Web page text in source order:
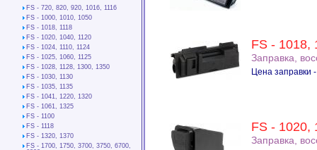
FS - 720, 820, 920, 1016, 1116
FS - 1000, 1010, 1050
FS - 1018, 1118
FS - 1020, 1040, 1120
FS - 1024, 1110, 1124
FS - 1025, 1060, 1125
FS - 1028, 1128, 1300, 1350
FS - 1030, 1130
FS - 1035, 1135
FS - 1041, 1220, 1320
FS - 1061, 1325
FS - 1100
FS - 1118
FS - 1320, 1370
FS - 1700, 1750, 3700, 3750, 6700,
FS - 1018,
Заправка,
Цена заправки
FS - 1020,
Заправка,